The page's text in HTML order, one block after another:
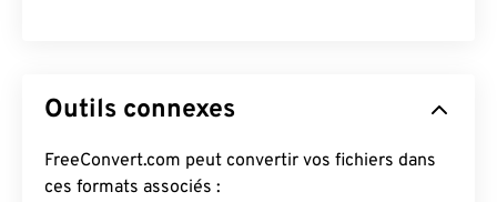
Outils connexes
FreeConvert.com peut convertir vos fichiers dans
ces formats associés :